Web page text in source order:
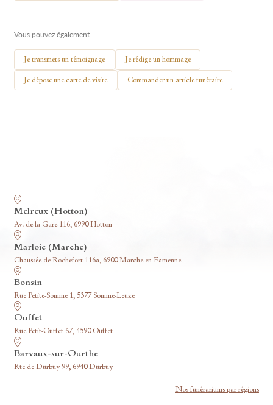
Vous pouvez également
Je transmets un témoignage Je rédige un hommage
Je dépose une carte de visite Commander un article funéraire
Melreux (Hotton)
Av. de la Gare 116, 6990 Hotton
Marloie (Marche)
Chaussée de Rochefort 116a, 6900 Marche-en-Famenne
Bonsin
Rue Petite-Somme 1, 5377 Somme-Leuze
Ouffet
Rue Petit-Ouffet 67, 4590 Ouffet
Barvaux-sur-Ourthe
Rte de Durbuy 99, 6940 Durbuy
Nos funérariums par régions